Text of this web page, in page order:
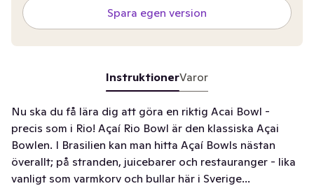
Spara egen version
InstruktionerVaror
Nu ska du få lära dig att göra en riktig Acai Bowl -
precis som i Rio! Açaí Rio Bowl är den klassiska Açai
Bowlen. I Brasilien kan man hitta Açaí Bowls nästan
överallt; på stranden, juicebarer och restauranger - lika
vanligt som varmkorv och bullar här i Sverige...